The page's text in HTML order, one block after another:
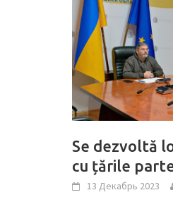
Se dezvoltă
cu țările
13 Декабрь 2023